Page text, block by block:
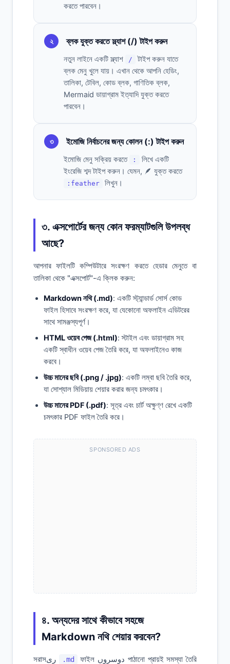
করতে পারবেন।
২ ব্লক যুক্ত করতে স্ল্যাশ (/) টাইপ করুন
নতুন লাইনে একটি স্ল্যাশ /
টাইপ করুন যাতে
ব্লক মেনু খুলে যায়। এখান থেকে আপনি হেডিং,
তালিকা, টেবিল, কোড ব্লক, গাণিতিক ব্লক,
Mermaid ডায়াগ্রাম ইত্যাদি যুক্ত করতে
পারবেন।
৩ ইমোজি নির্বাচনের জন্য কোলন (:) টাইপ করুন
ইমোজি মেনু সক্রিয় করতে :
লিখে একটি
ইংরেজি শব্দ টাইপ করুন। যেমন, 🪶 যুক্ত করতে
:feather লিখুন।
৩. এক্সপোর্টের জন্য কোন ফরম্যাটগুলি উপলব্ধ
আছে?
আপনার ফাইলটি কম্পিউটারে সংরক্ষণ করতে হেডার মেনুতে বা
তালিকা থেকে "এক্সপোর্ট"-এ ক্লিক করুন:
Markdown নথি (.md): একটি স্ট্যান্ডার্ড সোর্স কোড
ফাইল হিসাবে সংরক্ষণ করে, যা যেকোনো অফলাইন এডিটরের
সাথে সামঞ্জস্যপূর্ণ।
HTML ওয়েব পেজ (.html): স্টাইল এবং ডায়াগ্রাম সহ
একটি স্বাধীন ওয়েব পেজ তৈরি করে, যা অফলাইনেও কাজ
করবে।
উচ্চ মানের ছবি (.png / .jpg): একটি লম্বা ছবি তৈরি করে,
যা সোশ্যাল মিডিয়ায় শেয়ার করার জন্য চমৎকার।
উচ্চ মানের PDF (.pdf): সূত্র এবং চার্ট অক্ষুণ্ণ রেখে একটি
চমৎকার PDF ফাইল তৈরি করে।
SPONSORED ADS
৪. অন্যদের সাথে কীভাবে সহজে
Markdown নথি শেয়ার করবেন?
.md ফাইল دوسروں পাঠানো প্রায়ই সমস্যা তৈরি